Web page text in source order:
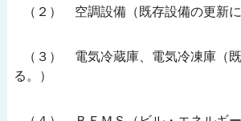
（２） 空調設備（既存設備の更新に
（３） 電気冷蔵庫、電気冷凍庫（
る。）